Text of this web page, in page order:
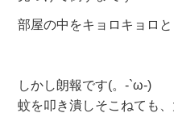
部屋の中をキョロキョロ
しかし朗報です(。-`ω-)
蚊を叩き潰しそこねても、